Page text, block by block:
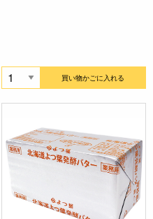
買い物かごに入れる